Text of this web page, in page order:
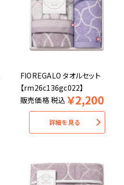
FIOREGALO タオルセット
【rm26c136gc022】
販売価格税込 ￥2,200
詳細を見る